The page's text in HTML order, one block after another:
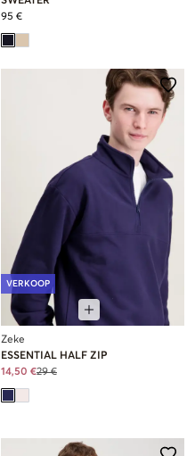
95 €
VERKOOP
Zeke
ESSENTIAL HALF ZIP
14,50 €29 €